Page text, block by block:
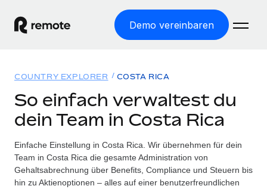
Demo vereinbaren
WELTWEITE BESCHÄFTIGUNG
Globale Payroll
Einfache, rechtssicher Payroll
Employer of Record
Lösungen
WELTWEITE ABDECKUNG
Country Explorer
Länderspezifische Unterstützung bei der Einstellung
Ressourcen
TOOLS UND RECHNER
Preise
COUNTRY EXPLORER COSTA RICA
So einfach verwaltest du
dein Team in Costa Rica
Einfache Einstellung in Costa Rica. Wir übernehmen für dein
Team in Costa Rica die gesamte Administration von
Gehaltsabrechnung über Benefits, Compliance und Steuern bis
hin zu Aktienoptionen – alles auf einer benutzerfreundlichen